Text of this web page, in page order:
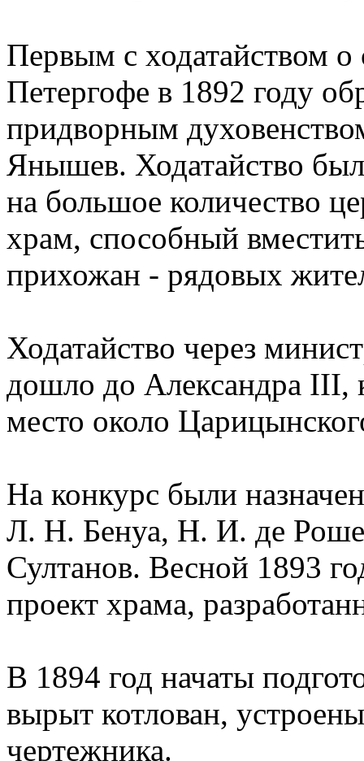
Первым с ходатайством о
Петергофе в 1892 году
придворным
Янышев. Ходатайство
на большое количество
храм, способный
прихожан - рядовых
Ходатайство через
дошло до Александра III,
место около
На конкурс были
Л. Н. Бенуа, Н. И. де
Султанов. Весной 1893
проект храма,
В 1894 год начаты
вырыт котлован,
чертежника.